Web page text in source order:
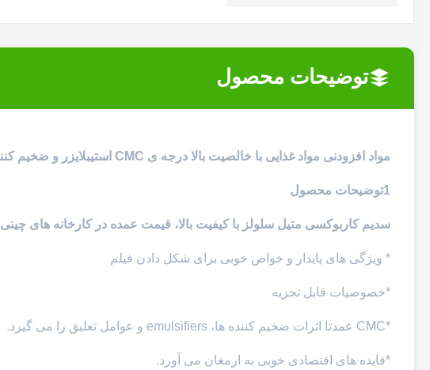
توضیحات محصول
مواد افزودنی مواد غذایی با خالصیت بالا درجه ی CMC استیبلایزر و ضخیم کننده ی سیلولوز
1توضیحات محصول
سدیم کاربوکسی متیل سلولز با کیفیت بالا، قیمت عمده در کارخانه های چینی
* ویژگی های پایدار و خواص خوبی برای شکل دادن فیلم
*خصوصیات قابل تجزیه
*CMC عمدتا اثرات ضخیم کننده ها، emulsifiers و عوامل تعلیق را می گیرد.
*فایده های اقتصادی خوبی به ارمغان می آورد.